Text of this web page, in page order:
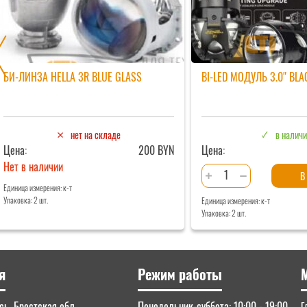
БИ-ЛИНЗА HELLA 3R BLUE GLASS
нет на складе
Цена:
200 BYN
Нет в наличии
Единица измерения: к-т
Упаковка: 2 шт.
BI-LED МОДУЛЬ 3.0″
в
Цена:
Количество
товара
Bi-
LED
модуль
3.0"
BLACK
KING
KONG
Единица измерения: к-т
Упаковка: 2 шт.
Режим работы